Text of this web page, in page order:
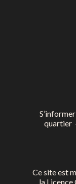
S’informer
quartier
Ce site est
la